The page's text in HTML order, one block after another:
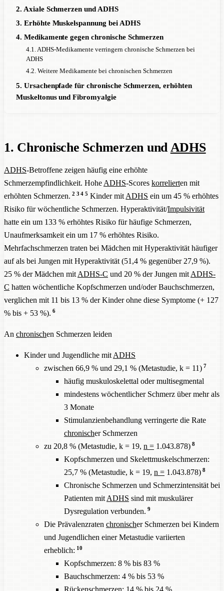
2. Axiale Schmerzen und ADHS
3. Erhöhte Muskelspannung bei ADHS
4. Medikamente gegen chronische Schmerzen
4.1. ADHS-Medikamente verringern chronische Schmerzen bei
ADHS
4.2. Weitere Medikamente bei chronischen Schmerzen
5. Ursachenpfade für chronische Schmerzen, erhöhten
Muskeltonus und Fibromyalgie
1. Chronische Schmerzen undADHS
ADHS-Betroffene zeigen häufig eine erhöhte
Schmerzempfindlichkeit. Hohe ADHS-Scores korrelierten mit
erhöhten Schmerzen. 2 3 4 5 Kinder mit ADHS ein um 45 % erhöhtes
Risiko für wöchentliche Schmerzen. Hyperaktivität/Impulsivität
hatte ein um 133 % erhöhtes Risiko für häufige Schmerzen,
Unaufmerksamkeit ein um 17 % erhöhtes Risiko.
Mehrfachschmerzen traten bei Mädchen mit Hyperaktivität häufiger
auf als bei Jungen mit Hyperaktivität (51,4 % gegenüber 27,9 %).
25 % der Mädchen mit ADHS-C und 20 % der Jungen mit ADHS-
C hatten wöchentliche Kopfschmerzen und/oder Bauchschmerzen,
verglichen mit 11 bis 13 % der Kinder ohne diese Symptome (+ 127
% bis + 53 %). 6
An chronischen Schmerzen leiden
Kinder und Jugendliche mit ADHS
zwischen 66,9 % und 29,1 % (Metastudie, k = 11) 7
häufig muskuloskelettal oder multisegmental
mindestens wöchentlicher Schmerz über mehr als
3 Monate
Stimulanzienbehandlung verringerte die Rate
chronischer Schmerzen
zu 20,8 % (Metastudie, k = 19, n = 1.043.878) 8
Kopfschmerzen und Skelettmuskelschmerzen:
25,7 % (Metastudie, k = 19, n = 1.043.878) 8
Chronische Schmerzen und Schmerzintensität bei
Patienten mit ADHS sind mit muskulärer
Dysregulation verbunden. 9
Die Prävalenzraten chronischer Schmerzen bei Kindern
und Jugendlichen einer Metastudie variierten
erheblich: 10
Kopfschmerzen: 8 % bis 83 %
Bauchschmerzen: 4 % bis 53 %
Rückenschmerzen: 14 % bis 24 %